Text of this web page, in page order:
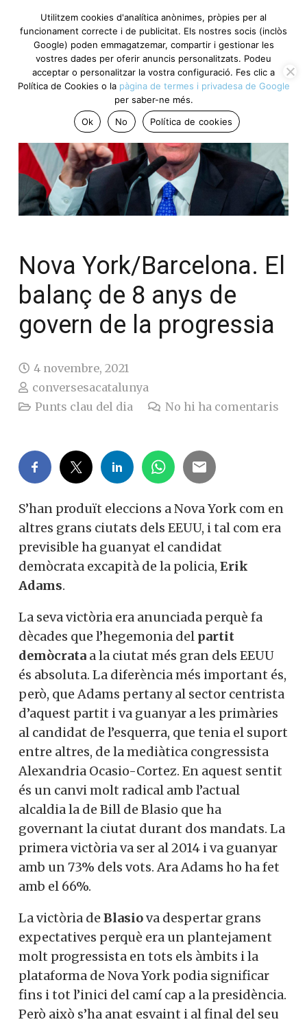
Nova York/Barcelona. El
balanç de 8 anys de
govern de la progressia
4 novembre, 2021
conversesacatalunya
Punts clau del dia
No hi ha comentaris
S’han produït eleccions a Nova York com en
altres grans ciutats dels EEUU, i tal com era
previsible ha guanyat el candidat
demòcrata excapità de la policia, Erik
Adams.
La seva victòria era anunciada perquè fa
dècades que l’hegemonia del partit
demòcrata a la ciutat més gran dels EEUU
és absoluta. La diferència més important és,
però, que Adams pertany al sector centrista
d’aquest partit i va guanyar a les primàries
al candidat de l’esquerra, que tenia el suport
entre altres, de la mediàtica congressista
Alexandria Ocasio-Cortez. En aquest sentit
és un canvi molt radical amb l’actual
alcaldia la de Bill de Blasio que ha
governant la ciutat durant dos mandats. La
primera victòria va ser al 2014 i va guanyar
amb un 73% dels vots. Ara Adams ho ha fet
amb el 66%.
La victòria de Blasiova despertar grans
expectatives perquè era un plantejament
molt progressista en tots els àmbits i la
plataforma de Nova York podia significar
fins i tot l’inici del camí cap a la presidència.
Però això s’ha anat esvaint i al final del seu
Utilitzem cookies d'analítica anònimes, pròpies per al
funcionament correcte i de publicitat. Els nostres socis (inclòs
Google) poden emmagatzemar, compartir i gestionar les
vostres dades per oferir anuncis personalitzats. Podeu
acceptar o personalitzar la vostra configuració. Fes clic a
Política de Cookies o la pàgina de termes i privadesa de Google
per saber-ne més.
Ok
No Política de cookies